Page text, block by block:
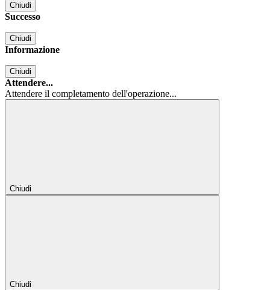
Chiudi
Successo
Chiudi
Informazione
Chiudi
Attendere...
Attendere il completamento dell'operazione...
Chiudi
Chiudi